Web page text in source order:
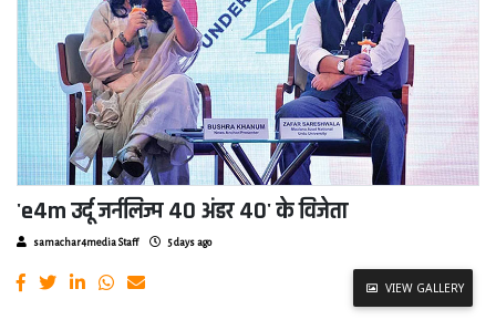
'e4m उर्दू जर्नलिज्म 40 अंडर 40' के विजेता
samachar4media Staff 5 days ago
VIEW GALLERY